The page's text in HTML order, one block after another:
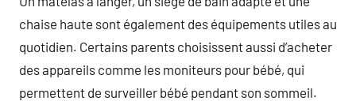
chaise haute sont également des équipements utiles au
quotidien. Certains parents choisissent aussi d’acheter
des appareils comme les moniteurs pour bébé, qui
permettent de surveiller bébé pendant son sommeil.